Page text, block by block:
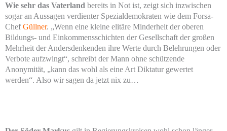
Wie sehr das Vaterland bereits in Not ist, zeigt sich inzwischen
sogar an Aussagen verdienter Spezialdemokraten wie dem Forsa-
ChefGüllner. „Wenn eine kleine elitäre Minderheit der oberen
Bildungs- und Einkommensschichten der Gesellschaft der großen
Mehrheit der Andersdenkenden ihre Werte durch Belehrungen oder
Verbote aufzwingt“, schreibt der Mann ohne schützende
Anonymität, „kann das wohl als eine Art Diktatur gewertet
werden“. Also wir sagen da jetzt nix zu…